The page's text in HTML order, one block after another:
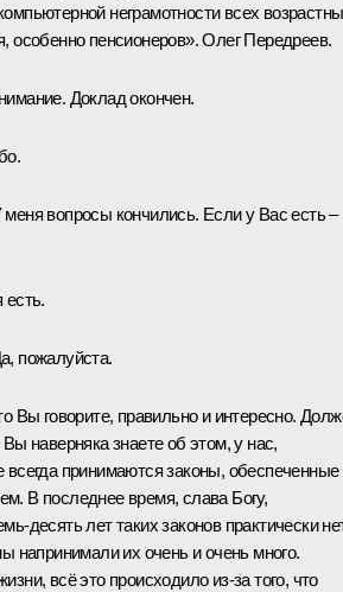
неграмотности всех
особенно пенсионеров». Олег Передреев.
Доклад окончен.
меня вопросы кончились. Если у Вас есть –
пожалуйста.
Вы говорите, правильно и интересно.
наверняка знаете об этом, у нас,
всегда принимаются законы, обеспеченные
В последнее время, слава Богу,
десять лет таких законов практически
напринимали их очень и очень много.
всё это происходило из‑за того, что